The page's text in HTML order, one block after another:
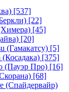
[537]
[22]
[45]
[20]
(Гамакатсу) [5]
[375]
(Пауэр Про) [16]
[68]
(Спайдервайр)